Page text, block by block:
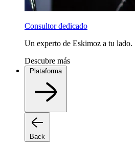
Consultor dedicado
Un experto de Eskimoz a tu lado.
Descubre más
Plataforma
Back